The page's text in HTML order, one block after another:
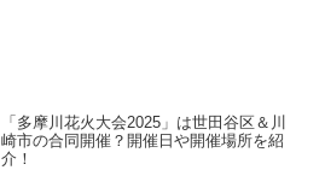
「多摩川花火大会2025」は世田谷区＆川
崎市の合同開催？開催日や開催場所を紹
介！